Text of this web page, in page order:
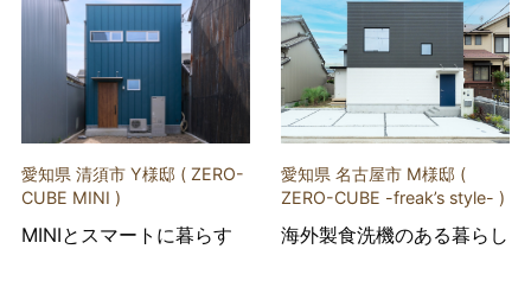
愛知県 清須市 Y様邸 ( ZERO-
CUBE MINI )
MINIとスマートに暮らす
愛知県 名古屋市 M様邸 (
ZERO-CUBE -freak’s style- )
海外製食洗機のある暮らし